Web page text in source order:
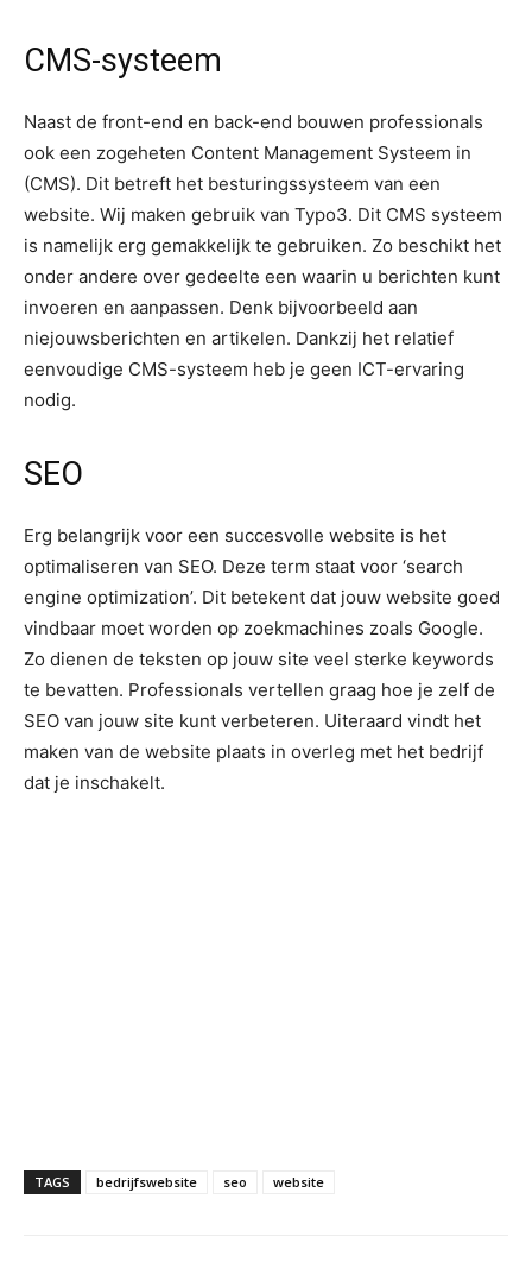
CMS-systeem
Naast de front-end en back-end bouwen professionals
ook een zogeheten Content Management Systeem in
(CMS). Dit betreft het besturingssysteem van een
website. Wij maken gebruik van Typo3. Dit CMS systeem
is namelijk erg gemakkelijk te gebruiken. Zo beschikt het
onder andere over gedeelte een waarin u berichten kunt
invoeren en aanpassen. Denk bijvoorbeeld aan
niejouwsberichten en artikelen. Dankzij het relatief
eenvoudige CMS-systeem heb je geen ICT-ervaring
nodig.
SEO
Erg belangrijk voor een succesvolle website is het
optimaliseren van SEO. Deze term staat voor ‘search
engine optimization’. Dit betekent dat jouw website goed
vindbaar moet worden op zoekmachines zoals Google.
Zo dienen de teksten op jouw site veel sterke keywords
te bevatten. Professionals vertellen graag hoe je zelf de
SEO van jouw site kunt verbeteren. Uiteraard vindt het
maken van de website plaats in overleg met het bedrijf
dat je inschakelt.
TAGS bedrijfswebsite seo website